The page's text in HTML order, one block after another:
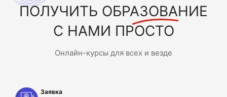
ПОЛУЧИТЬ ОБРАЗОВАНИЕ
С НАМИ ПРОСТО
Онлайн-курсы для всех и везде
Заявка